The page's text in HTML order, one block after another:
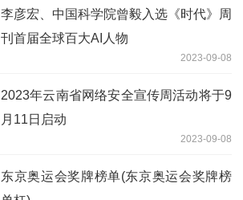
李彦宏、中国科学院曾毅入选《时代》周
刊首届全球百大AI人物
2023-09-08
2023年云南省网络安全宣传周活动将于9
月11日启动
2023-09-08
东京奥运会奖牌榜单(东京奥运会奖牌榜